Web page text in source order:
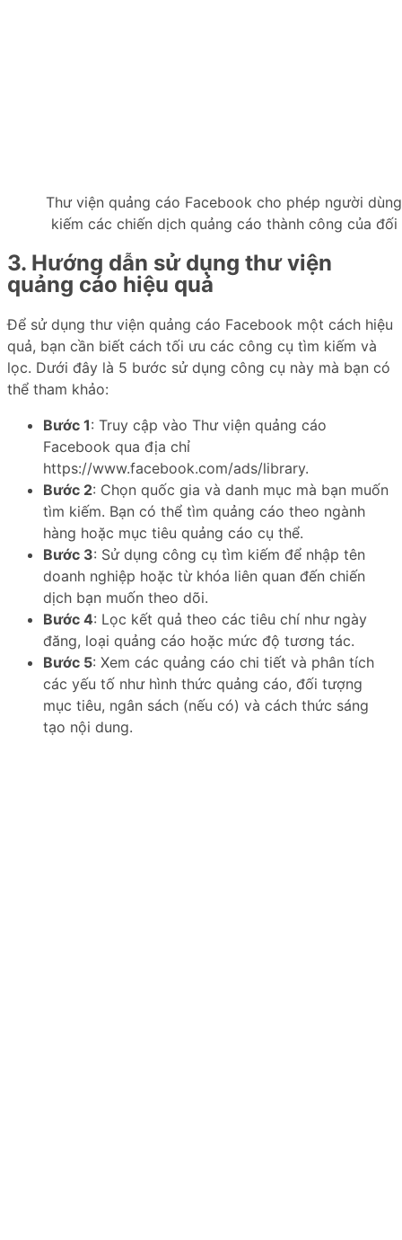
Thư viện quảng cáo Facebook cho phép người
kiếm các chiến dịch quảng cáo thành công của đối
3. Hướng dẫn sử dụng thư viện
quảng cáo hiệu quả
Để sử dụng thư viện quảng cáo Facebook một cách hiệu
quả, bạn cần biết cách tối ưu các công cụ tìm kiếm và
lọc. Dưới đây là 5 bước sử dụng công cụ này mà bạn có
thể tham khảo:
Bước 1: Truy cập vào Thư viện quảng cáo
Facebook qua địa chỉ
https://www.facebook.com/ads/library.
Bước 2: Chọn quốc gia và danh mục mà bạn muốn
tìm kiếm. Bạn có thể tìm quảng cáo theo ngành
hàng hoặc mục tiêu quảng cáo cụ thể.
Bước 3: Sử dụng công cụ tìm kiếm để nhập tên
doanh nghiệp hoặc từ khóa liên quan đến chiến
dịch bạn muốn theo dõi.
Bước 4: Lọc kết quả theo các tiêu chí như ngày
đăng, loại quảng cáo hoặc mức độ tương tác.
Bước 5: Xem các quảng cáo chi tiết và phân tích
các yếu tố như hình thức quảng cáo, đối tượng
mục tiêu, ngân sách (nếu có) và cách thức sáng
tạo nội dung.